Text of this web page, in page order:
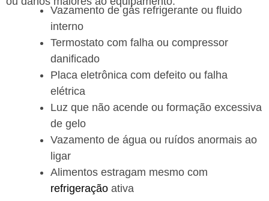
Vazamento de gás refrigerante ou fluido
interno
Termostato com falha ou compressor
danificado
Placa eletrônica com defeito ou falha
elétrica
Luz que não acende ou formação excessiva
de gelo
Vazamento de água ou ruídos anormais ao
ligar
Alimentos estragam mesmo com
refrigeração ativa